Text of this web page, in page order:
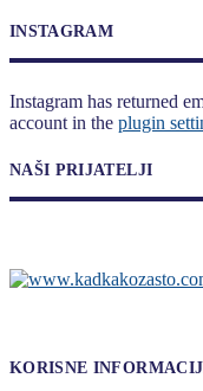
INSTAGRAM
Instagram has returned
account in the plugin
NAŠI PRIJATELJI
KORISNE